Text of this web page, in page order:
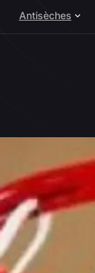
Antisèches